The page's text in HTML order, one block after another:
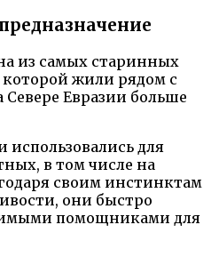
из самых старинных
которой жили рядом с
Евразии больше
использовались для
в том числе на
своим инстинктам
они быстро
помощниками для